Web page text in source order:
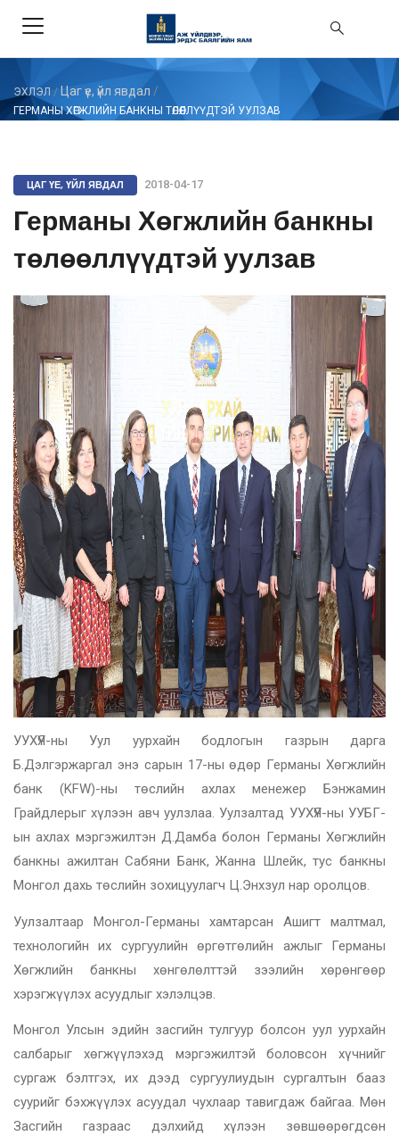
ЭХЛЭЛ / Цаг үе, үйл явдал /
ГЕРМАНЫ ХӨГЖЛИЙН БАНКНЫ ТӨЛӨӨЛЛҮҮДТЭЙ УУЛЗАВ
ЦАГ ҮЕ, ҮЙЛ ЯВДАЛ 2018-04-17
Германы Хөгжлийн банкны
төлөөллүүдтэй уулзав
УУХҮЯ-ны Уул уурхайн бодлогын газрын дарга
Б.Дэлгэржаргал энэ сарын 17-ны өдөр Германы Хөгжлийн
банк (KFW)-ны төслийн ахлах менежер Бэнжамин
Грайдлерыг хүлээн авч уулзлаа. Уулзалтад УУХҮЯ-ны УУБГ-
ын ахлах мэргэжилтэн Д.Дамба болон Германы Хөгжлийн
банкны ажилтан Сабяни Банк, Жанна Шлейк, тус банкны
Монгол дахь төслийн зохицуулагч Ц.Энхзул нар оролцов.
Уулзалтаар Монгол-Германы хамтарсан Ашигт малтмал,
технологийн их сургуулийн өргөтгөлийн ажлыг Германы
Хөгжлийн банкны хөнгөлөлттэй зээлийн хөрөнгөөр
хэрэгжүүлэх асуудлыг хэлэлцэв.
Монгол Улсын эдийн засгийн тулгуур болсон уул уурхайн
салбарыг хөгжүүлэхэд мэргэжилтэй боловсон хүчнийг
сургаж бэлтгэх, их дээд сургуулиудын сургалтын бааз
суурийг бэхжүүлэх асуудал чухлаар тавигдаж байгаа. Мөн
Засгийн газраас дэлхийд хүлээн зөвшөөрөгдсөн